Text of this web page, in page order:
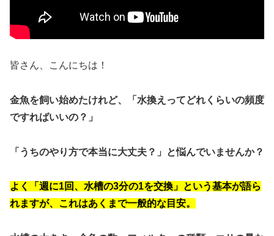
皆さん、こんにちは！
金魚を飼い始めたけれど、「水換えってどれくらいの頻度
ですればいいの？」
「うちのやり方で本当に大丈夫？」と悩んでいませんか？
よく「週に1回、水槽の3分の1を交換」という基本が語ら
れますが、これはあくまで一般的な目安。